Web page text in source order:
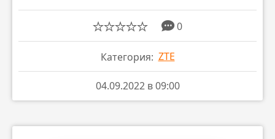
0
Категория: ZTE
04.09.2022 в 09:00